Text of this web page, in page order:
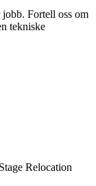
Fortell oss om
tekniske
Relocation